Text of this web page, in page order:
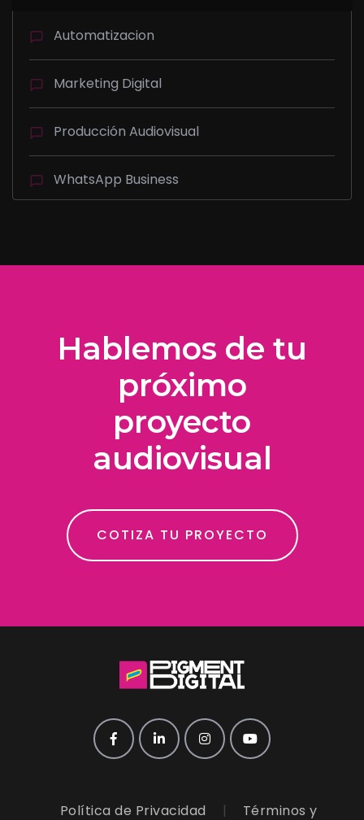
Automatizacion
Marketing Digital
Producción Audiovisual
WhatsApp Business
Hablemos de tu
próximo
proyecto
audiovisual
COTIZA TU PROYECTO
Política de Privacidad | Términos y